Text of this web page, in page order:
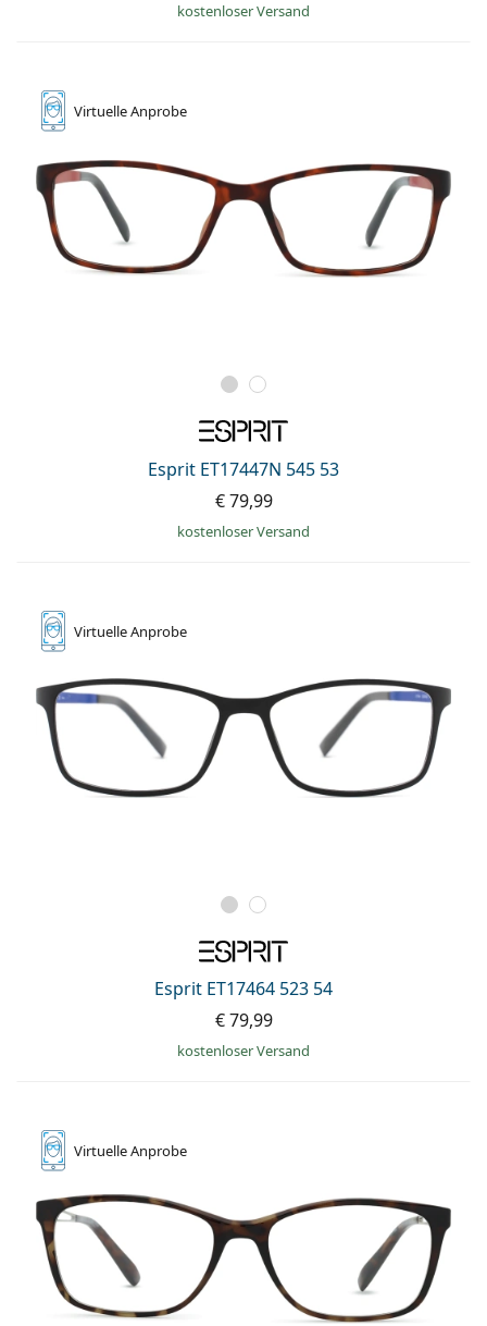
kostenloser Versand
VirtuelleAnprobe
Esprit ET17447N 545 53
€ 79,99
kostenloser Versand
VirtuelleAnprobe
Esprit ET17464 523 54
€ 79,99
kostenloser Versand
VirtuelleAnprobe